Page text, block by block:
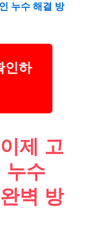
누수 해결 방
하
제 고
누수
벽 방